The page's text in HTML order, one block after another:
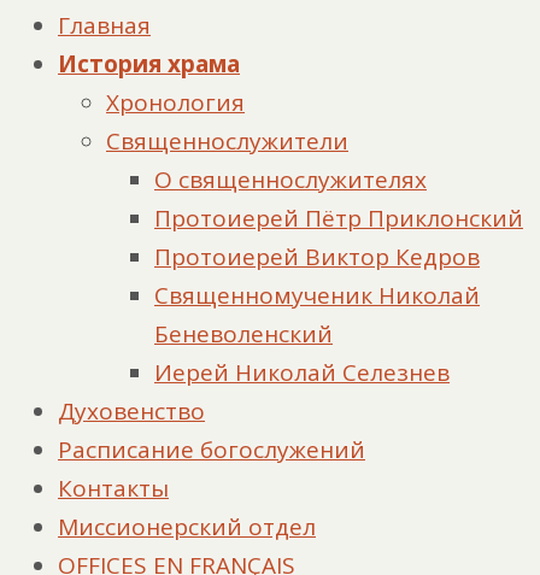
Главная
История храма
Хронология
Священнослужители
О священнослужителях
Протоиерей Пётр Приклонский
Протоиерей Виктор Кедров
Священномученик Николай
Беневоленский
Иерей Николай Селезнев
Духовенство
Расписание богослужений
Контакты
Миссионерский отдел
OFFICES EN FRANÇAIS